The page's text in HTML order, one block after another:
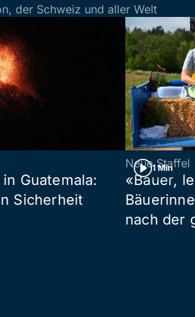
der Schweiz und aller Welt
Guatemala:
Sicherheit
1 Min
Neue Staffel
«Bauer,
nach der